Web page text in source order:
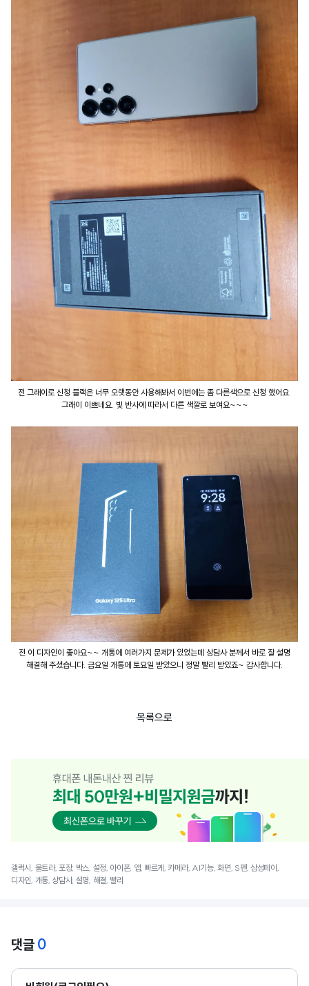
전 그래이로 신청 블랙은 너무 오랫동안 사용해봐서 이번에는 좀 다른색으로 신청 했어요.
그래이 이쁘네요. 빛 반사에 따라서 다른 색깔로 보여요~~~
전 이 디자인이 좋아요~~ 개통에 여러가지 문제가 있었는데 상담사 분께서 바로 잘 설명
해결해 주셨습니다. 금요일 개통에 토요일 받았으니 정말 빨리 받았죠~ 감사합니다.
목록으로
갤럭시, 울트라, 포장, 박스, 설정, 아이폰, 앱, 빠르게, 카메라, AI기능, 화면, S펜, 삼성페이,
디자인, 개통, 상담사, 설명, 해결, 빨리
댓글 0